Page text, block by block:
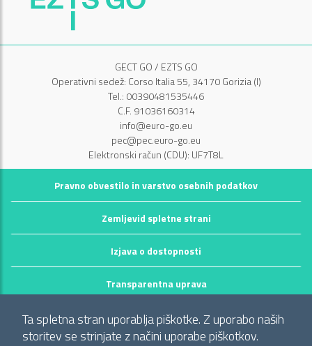
Ta spletna stran uporablja piškotke. Z uporabo naših
storitev se strinjate z načini uporabe piškotkov.
GECT GO / EZTS GO
Operativni sedež: Corso Italia 55, 34170 Gorizia (I)
Tel.: 00390481535446
C.F. 91036160314
info@euro-go.eu
pec@pec.euro-go.eu
Elektronski račun (CDU): UF7T8L
Pravno obvestilo in varstvo osebnih podatkov
Zemljevid spletne strani
Izjava o dostopnosti
Transparentna uprava
©2026 GECT GO / EZTS GO
Realizzato da infoFactory Web Agency.